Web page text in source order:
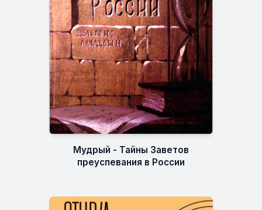
Мудрый - Тайны Заветов
преуспевания в России